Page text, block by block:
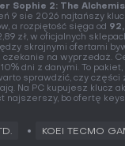
Sophie 2: The
9 sie 2026 najtańszy
a rozpiętość sięga od
zł, w oficjalnych
skrajnymi ofertami
na wyprzedaż.
dni z danymi. To
sprawdzić, czy
Na PC kupujesz klucz
najszerszy, bo ofertę
KOEI TECMO